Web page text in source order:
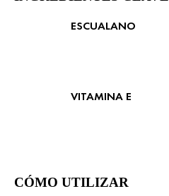
ESCUALANO
VITAMINA E
CÓMO UTILIZAR ​